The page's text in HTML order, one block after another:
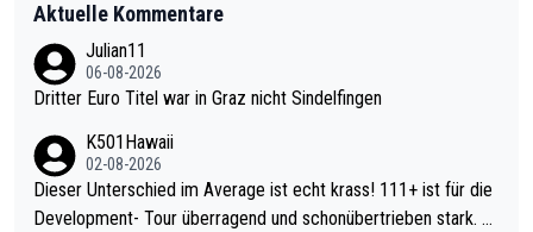
Aktuelle Kommentare
Julian11
06-08-2026
Dritter Euro Titel war in Graz nicht Sindelfingen
K501Hawaii
02-08-2026
Dieser Unterschied im Average ist echt krass! 111+ ist für die
Development- Tour überragend und schonübertrieben stark. U